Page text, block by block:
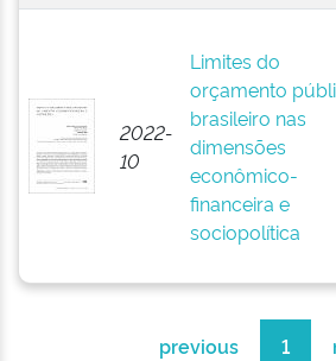
2022-
10
Limites do
orçamento
brasileiro nas
dimensões
econômico-
financeira e
sociopolítica
previous 1